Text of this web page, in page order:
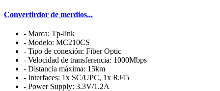
Convertirdor de merdios...
- Marca: Tp-link
- Modelo: MC210CS
- Tipo de conexión: Fiber Optic
- Velocidad de transferencia: 1000Mbps
- Distancia máxima: 15km
- Interfaces: 1x SC/UPC, 1x RJ45
- Power Supply: 3.3V/1.2A